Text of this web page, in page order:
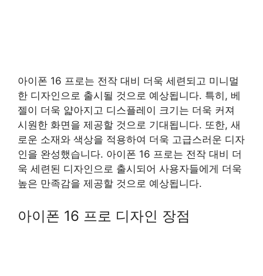
아이폰 16 프로는 전작 대비 더욱 세련되고 미니멀
한 디자인으로 출시될 것으로 예상됩니다. 특히, 베
젤이 더욱 얇아지고 디스플레이 크기는 더욱 커져
시원한 화면을 제공할 것으로 기대됩니다. 또한, 새
로운 소재와 색상을 적용하여 더욱 고급스러운 디자
인을 완성했습니다. 아이폰 16 프로는 전작 대비 더
욱 세련된 디자인으로 출시되어 사용자들에게 더욱
높은 만족감을 제공할 것으로 예상됩니다.
아이폰 16 프로 디자인 장점